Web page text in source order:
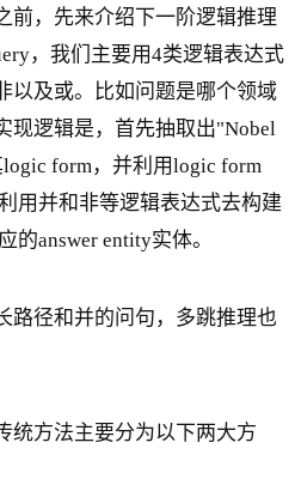
前，先来介绍下一阶逻辑推理
，我们主要用4类逻辑表达式
以及或。比如问题是哪个领域
现逻辑是，首先抽取出"Nobel
form，并利用logic form
用并和非等逻辑表达式去构建
的answer entity实体。
路径和并的问句，多跳推理也
统方法主要分为以下两大方